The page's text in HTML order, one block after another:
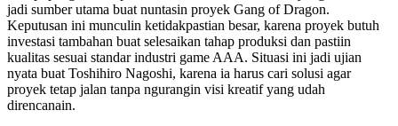
jadi sumber utama buat nuntasin proyek Gang of Dragon.
Keputusan ini munculin ketidakpastian besar, karena proyek butuh
investasi tambahan buat selesaikan tahap produksi dan pastiin
kualitas sesuai standar industri game AAA. Situasi ini jadi ujian
nyata buat Toshihiro Nagoshi, karena ia harus cari solusi agar
proyek tetap jalan tanpa ngurangin visi kreatif yang udah
direncanain.